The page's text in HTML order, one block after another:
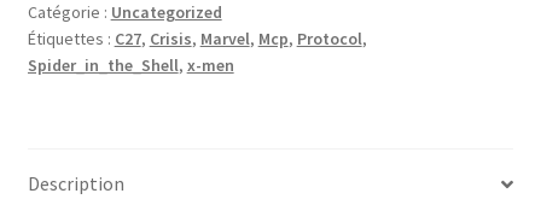
de
C27
avec
50mm
Catégorie : Uncategorized
Étiquettes : C27, Crisis, Marvel, Mcp, Protocol,
Spider_in_the_Shell, x-men
Description